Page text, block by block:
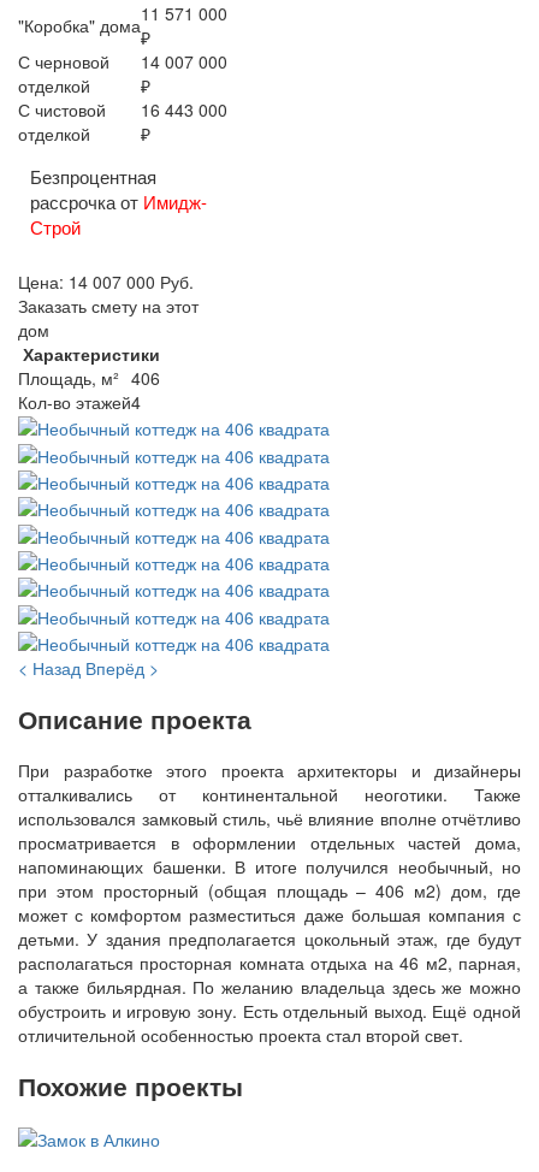
"Коробка" дома11 571 000
₽
С черновой
отделкой
14 007 000
₽
С чистовой
отделкой
16 443 000
₽
Безпроцентная
рассрочка от Имидж-
Строй
Цена: 14 007 000 Руб.
Заказать смету на этот
дом
Характеристики
Площадь, м² 406
Кол-во этажей4
< Назад Вперёд >
Описание проекта
При разработке этого проекта архитекторы и дизайнеры
отталкивались от континентальной неоготики. Также
использовался замковый стиль, чьё влияние вполне отчётливо
просматривается в оформлении отдельных частей дома,
напоминающих башенки. В итоге получился необычный, но
при этом просторный (общая площадь – 406 м2) дом, где
может с комфортом разместиться даже большая компания с
детьми. У здания предполагается цокольный этаж, где будут
располагаться просторная комната отдыха на 46 м2, парная,
а также бильярдная. По желанию владельца здесь же можно
обустроить и игровую зону. Есть отдельный выход. Ещё одной
отличительной особенностью проекта стал второй свет.
Похожие проекты